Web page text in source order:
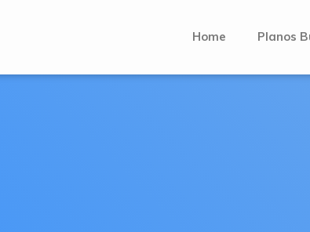
Home Planos